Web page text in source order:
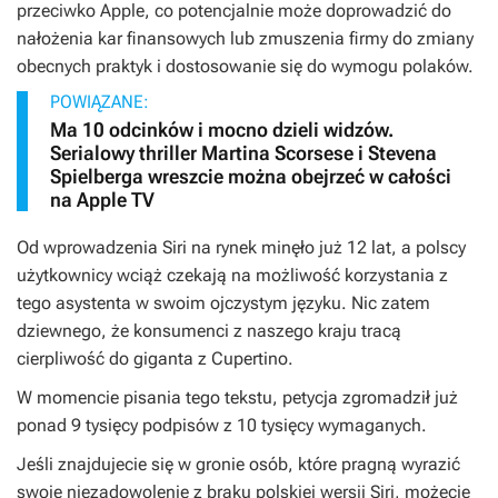
przeciwko Apple, co potencjalnie może doprowadzić do
nałożenia kar finansowych lub zmuszenia firmy do zmiany
obecnych praktyk i dostosowanie się do wymogu polaków.
POWIĄZANE:
Ma 10 odcinków i mocno dzieli widzów.
Serialowy thriller Martina Scorsese i Stevena
Spielberga wreszcie można obejrzeć w całości
na Apple TV
Od wprowadzenia Siri na rynek minęło już 12 lat, a polscy
użytkownicy wciąż czekają na możliwość korzystania z
tego asystenta w swoim ojczystym języku. Nic zatem
dziewnego, że konsumenci z naszego kraju tracą
cierpliwość do giganta z Cupertino.
W momencie pisania tego tekstu, petycja zgromadził już
ponad 9 tysięcy podpisów z 10 tysięcy wymaganych.
Jeśli znajdujecie się w gronie osób, które pragną wyrazić
swoje niezadowolenie z braku polskiej wersji Siri, możecie